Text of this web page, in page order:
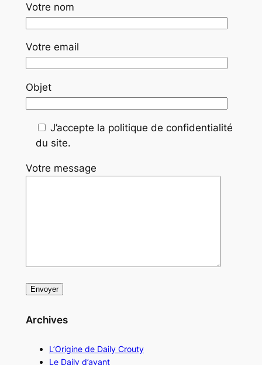
Votre nom
Votre email
Objet
J’accepte la politique de confidentialité
du site.
Votre message
Archives
L’Origine de Daily Crouty
Le Daily d’avant